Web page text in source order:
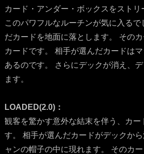
カード・アンダー・ボックスをストリ
このパワフルなルーチンが気に入るで
だカードを地面に落とします。 その
カードです。 相手が選んだカードは
あるのです。 さらにデックが消え、
ます。
LOADED(2.0)：
観客を驚かす意外な結末を伴う、カー
す。 相手が選んだカードがデックか
ャンの帽子の中に現れます。 そのカ